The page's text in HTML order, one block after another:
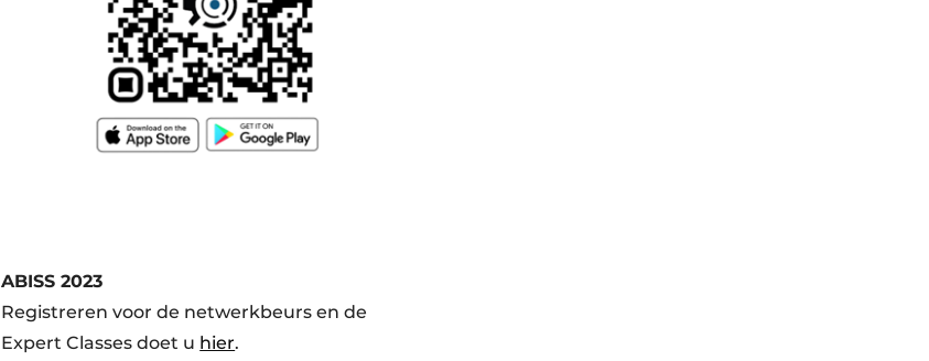
ABISS 2023
Registreren voor de netwerkbeurs en de
Expert Classes doet u hier.